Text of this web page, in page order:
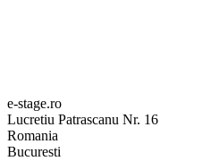
e-stage.ro
Lucretiu Patrascanu Nr. 16
Romania
Bucuresti